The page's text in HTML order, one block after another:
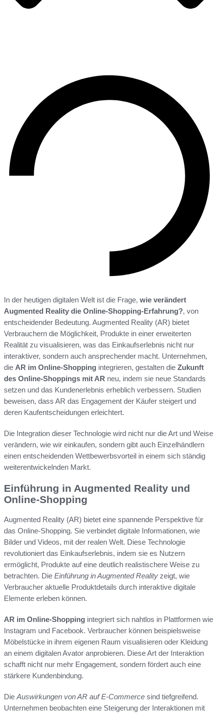
In der heutigen digitalen Welt ist die Frage, wie verändert
Augmented Reality die Online-Shopping-Erfahrung?, von
entscheidender Bedeutung. Augmented Reality (AR) bietet
Verbrauchern die Möglichkeit, Produkte in einer erweiterten
Realität zu visualisieren, was das Einkaufserlebnis nicht nur
interaktiver, sondern auch ansprechender macht. Unternehmen,
die AR im Online-Shopping integrieren, gestalten die Zukunft
des Online-Shoppings mit AR neu, indem sie neue Standards
setzen und das Kundenerlebnis erheblich verbessern. Studien
beweisen, dass AR das Engagement der Käufer steigert und
deren Kaufentscheidungen erleichtert.
Die Integration dieser Technologie wird nicht nur die Art und Weise
verändern, wie wir einkaufen, sondern gibt auch Einzelhändlern
einen entscheidenden Wettbewerbsvorteil in einem sich ständig
weiterentwickelnden Markt.
Einführung in Augmented Reality und
Online-Shopping
Augmented Reality (AR) bietet eine spannende Perspektive für
das Online-Shopping. Sie verbindet digitale Informationen, wie
Bilder und Videos, mit der realen Welt. Diese Technologie
revolutioniert das Einkaufserlebnis, indem sie es Nutzern
ermöglicht, Produkte auf eine deutlich realistischere Weise zu
betrachten. Die Einführung in Augmented Reality zeigt, wie
Verbraucher aktuelle Produktdetails durch interaktive digitale
Elemente erleben können.
AR im Online-Shopping integriert sich nahtlos in Plattformen wie
Instagram und Facebook. Verbraucher können beispielsweise
Möbelstücke in ihrem eigenen Raum visualisieren oder Kleidung
an einem digitalen Avator anprobieren. Diese Art der Interaktion
schafft nicht nur mehr Engagement, sondern fördert auch eine
stärkere Kundenbindung.
Die Auswirkungen von AR auf E-Commerce sind tiefgreifend.
Unternehmen beobachten eine Steigerung der Interaktionen mit